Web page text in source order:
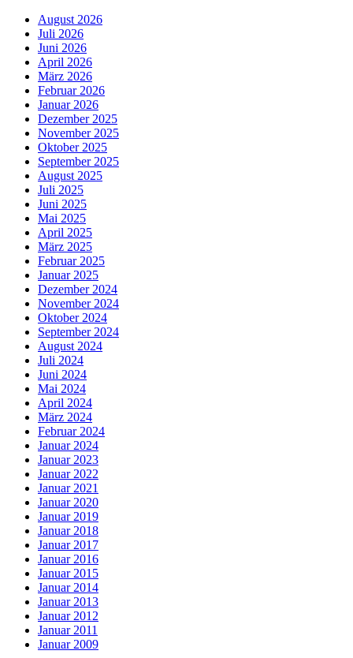
August 2026
Juli 2026
Juni 2026
April 2026
März 2026
Februar 2026
Januar 2026
Dezember 2025
November 2025
Oktober 2025
September 2025
August 2025
Juli 2025
Juni 2025
Mai 2025
April 2025
März 2025
Februar 2025
Januar 2025
Dezember 2024
November 2024
Oktober 2024
September 2024
August 2024
Juli 2024
Juni 2024
Mai 2024
April 2024
März 2024
Februar 2024
Januar 2024
Januar 2023
Januar 2022
Januar 2021
Januar 2020
Januar 2019
Januar 2018
Januar 2017
Januar 2016
Januar 2015
Januar 2014
Januar 2013
Januar 2012
Januar 2011
Januar 2009